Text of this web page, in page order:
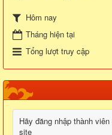
Hôm nay
Tháng hiện tại
Tổng lượt truy cập
Hãy đăng nhập thành
site